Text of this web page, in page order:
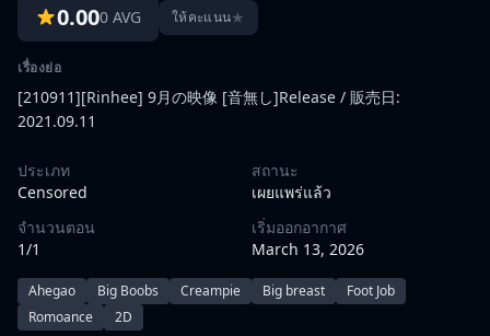
0.000 AVG ให้คะแนน★
เรื่องย่อ
[210911][Rinhee] 9月の映像 [音無し]Release / 販売日:
2021.09.11
ประเภท
Censored
สถานะ
เผยแพร่แล้ว
จำนวนตอน
1/1
เริ่มออกอากาศ
March 13, 2026
Ahegao Big Boobs Creampie Big breast
Foot Job
Romoance
2D